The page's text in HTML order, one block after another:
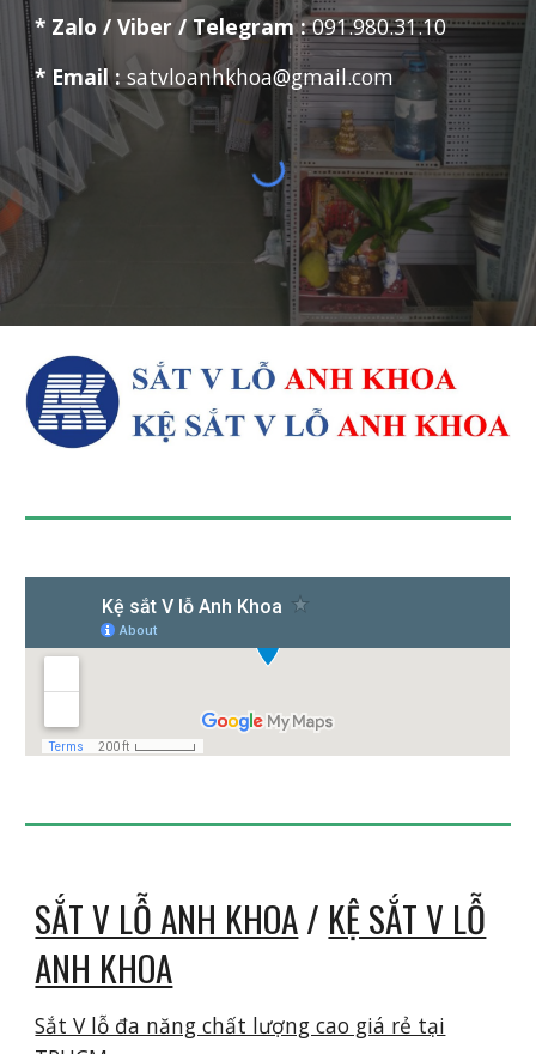
* Zalo / Viber / Telegram:091.980.31.10
* Email :satvloanhkhoa@gmail.com
SẮT V LỖ ANH KHOA/ KỆ SẮT V LỖ
ANH KHOA
Sắt V lỗ đa năng chất lượng cao giá rẻ tại